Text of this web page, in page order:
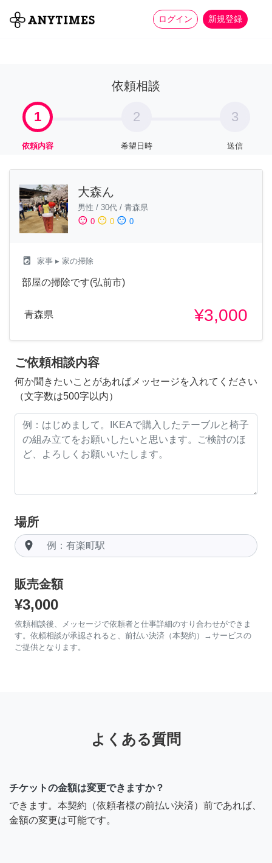
ログイン 新規登録
全て 家事 more_horiz
依頼相談
1
依頼内容
2
希望日時
3
送信
大森ん
男性 / 30代 / 青森県
sentiment_satisfied 0 sentiment_neutral 0 sentiment_dissatisfied 0
local_laundry_service 家事 ▸ 家の掃除
部屋の掃除です(弘前市)
青森県 ¥3,000
ご依頼相談内容
何か聞きたいことがあればメッセージを入れてください
（文字数は500字以内）
場所
room
販売金額
¥3,000
依頼相談後、メッセージで依頼者と仕事詳細のすり合わせができま
す。依頼相談が承認されると、前払い決済（本契約）→サービスの
ご提供となります。
よくある質問
チケットの金額は変更できますか？
できます。本契約（依頼者様の前払い決済）前であれば、
金額の変更は可能です。